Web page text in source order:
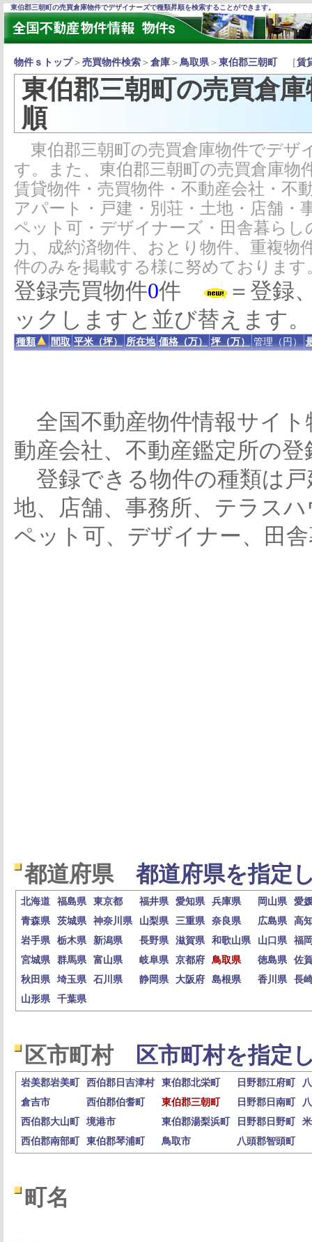
東伯郡三朝町の売買倉庫物件でデザイナーズで種類昇順を検索することができます。
物件ｓトップ＞ 売買物件検索 ＞ 倉庫 ＞ 鳥取県＞ 東伯郡三朝町 ［賃
東伯郡三朝町の売買倉
順
東伯郡三朝町の売買倉庫物件でデザ
す。また、東伯郡三朝町の売買倉庫
賃貸物件・売買物件・不動産会社・不
アパート・戸建・別荘・土地・店舗・
ペット可・デザイナーズ・田舎暮ら
力、成約済物件、おとり物件、重複
件のみを掲載する様に努めております
登録売買物件0件
＝登録
ックしますと並び替えます。
種類 間取 平米（坪） 所在地 価格（万） 坪（万） 管理（円）
全国不動産物件情報サイト
動産会社、不動産鑑定所の
登録できる物件の種類は
地、店舗、事務所、テラス
ペット可、デザイナー、田
都道府県 都道府県を指定
北海道 福島県 東京都 福井県 愛知県 兵庫県 岡山県
愛
青森県
茨城県 神奈川県 山梨県 三重県 奈良県 広島県
高
岩手県
栃木県 新潟県 長野県 滋賀県 和歌山県 山口県
福
宮城県
群馬県 富山県 岐阜県 京都府 鳥取県 徳島県
佐
秋田県
埼玉県 石川県 静岡県 大阪府 島根県 香川県
長
山形県
千葉県
区市町村 区市町村を指定
岩美郡岩美町 西伯郡日吉津村 東伯郡北栄町 日野郡江府町
倉吉市
西伯郡伯耆町 東伯郡三朝町 日野郡日南町
西伯郡大山町
境港市 東伯郡湯梨浜町 日野郡日野町
西伯郡南部町
東伯郡琴浦町 鳥取市 八頭郡智頭町
町名